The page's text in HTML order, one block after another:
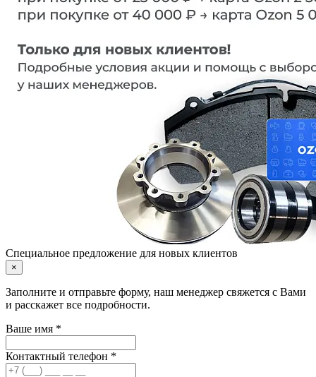
Специальное предложение для новых клиентов
×
Заполните и отправьте форму, наш менеджер свяжется с Вами
и расскажет все подробности.
Ваше имя *
Контактный телефон *